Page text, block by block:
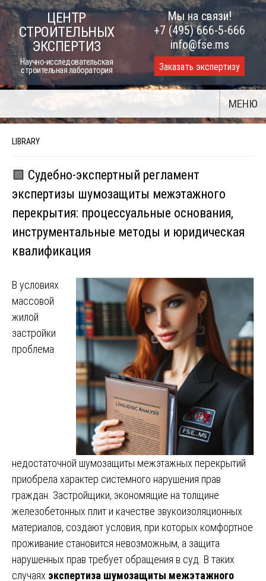
Skip
to
content
ЦЕНТР
СТРОИТЕЛЬНЫХ
ЭКСПЕРТИЗ
Научно-исследовательская
строительная лаборатория
Мы на связи!
+7 (495) 666-5-666
info@fse.ms
Заказать экспертизу
МЕНЮ
LIBRARY
🟩 Судебно-экспертный регламент
экспертизы шумозащиты межэтажного
перекрытия: процессуальные основания,
инструментальные методы и юридическая
квалификация
В условиях
массовой
жилой
застройки
проблема
недостаточной шумозащиты межэтажных перекрытий
приобрела характер системного нарушения прав
граждан. Застройщики, экономящие на толщине
железобетонных плит и качестве звукоизоляционных
материалов, создают условия, при которых комфортное
проживание становится невозможным, а защита
нарушенных прав требует обращения в суд. В таких
случаях экспертиза шумозащиты межэтажного